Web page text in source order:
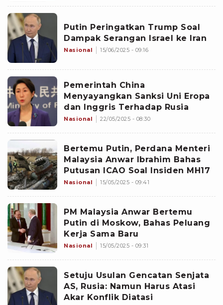
Putin Peringatkan Trump Soal
Dampak Serangan Israel ke Iran
Nasional 15/06/2025 - 09:16
Pemerintah China
Menyayangkan Sanksi Uni Eropa
dan Inggris Terhadap Rusia
Nasional 22/05/2025 - 08:30
Bertemu Putin, Perdana Menteri
Malaysia Anwar Ibrahim Bahas
Putusan ICAO Soal Insiden MH17
Nasional 15/05/2025 - 09:41
PM Malaysia Anwar Bertemu
Putin di Moskow, Bahas Peluang
Kerja Sama Baru
Nasional 15/05/2025 - 09:31
Setuju Usulan Gencatan Senjata
AS, Rusia: Namun Harus Atasi
Akar Konflik Diatasi